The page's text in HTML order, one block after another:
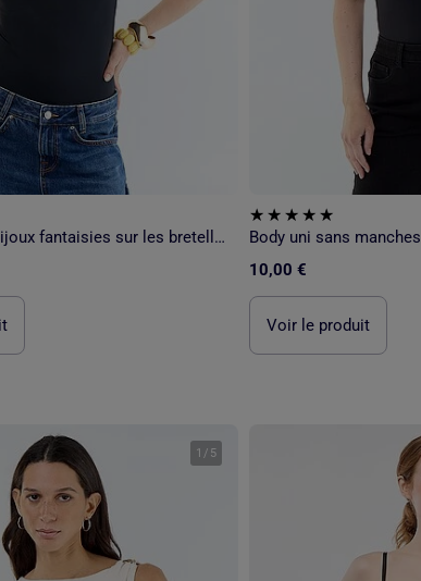
Body uni avec bijoux fantaisies sur les bretelles
Body uni sans manches
10,00 €
Voir le produit
1 / 5